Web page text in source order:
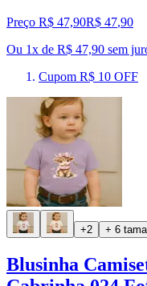
Preço R$ 47,90R$ 47,90
Ou 1x de R$ 47,90 sem
Cupom R$ 10 OFF
+2 + 6
Blusinha